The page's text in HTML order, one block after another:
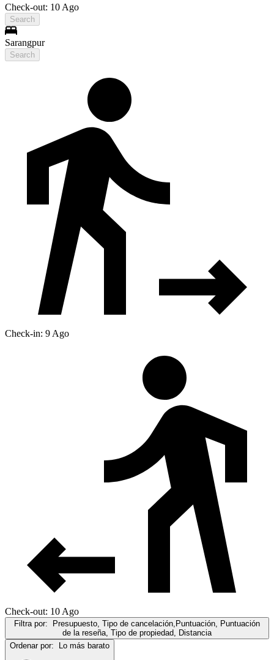
Check-out: 10 Ago
Search
Sarangpur
Search
Check-in: 9 Ago
Check-out: 10 Ago
Filtra por: Presupuesto, Tipo de cancelación,Puntuación, Puntuación
de la reseña, Tipo de propiedad, Distancia
Ordenar por: Lo más barato